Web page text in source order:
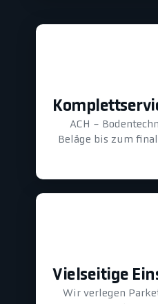
ACH -
Beläge bis zum
Vielseitige
Wir verlegen